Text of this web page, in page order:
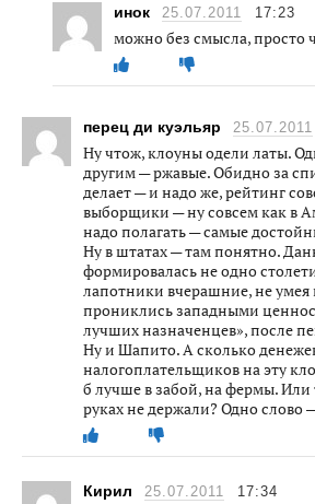
инок 25.07.2011 17:23
можно без смысла, просто
перец ди куэльяр 25.07.2011
Ну чтож, клоуны одели латы.
другим — ржавые. Обидно за
делает — и надо же, рейтинг
выборщики — ну совсем как в
надо полагать — самые
Ну в штатах — там понятно.
формировалась не одно
лапотники вчерашние, не умея
прониклись западными
лучших назначенцев», после
Ну и Шапито. А сколько
налогоплательщиков на эту
б лучше в забой, на фермы. Или
руках не держали? Одно слово
Кирил 25.07.2011 17:34